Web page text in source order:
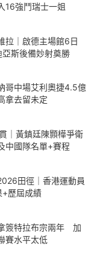
16強鬥瑞士一姐
拉｜啟德主場館6日
斯後備妙射奠勝
哥中場艾利奧捷4.5億
拿去留未定
｜黃鎮廷陳顥樺爭衛
國隊名單+賽程
田徑｜香港運動員
+歷屆成績
簽特拉布宗兩年 加
賽水平太低